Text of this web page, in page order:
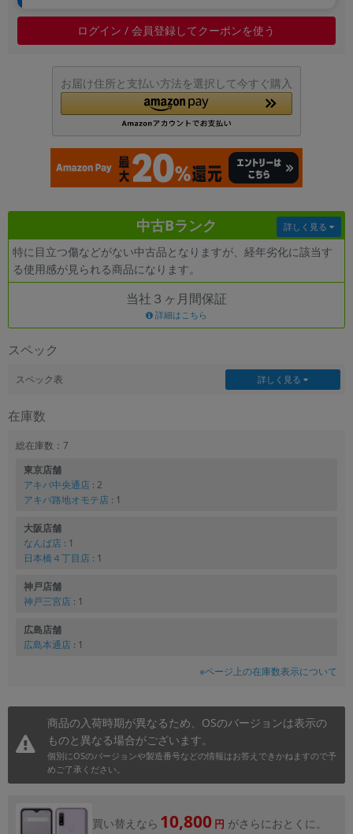
ログイン / 会員登録してクーポンを使う
お届け住所と支払い方法を選択して今すぐ購入
中古Bランク
特に目立つ傷などがない中古品となりますが、経年劣化に該当す
る使用感が見られる商品になります。
詳しく見る
当社３ヶ月間保証
詳細はこちら
スペック
スペック表 詳しく見る
在庫数
総在庫数：7
東京店舗
アキバ中央通店 : 2
アキバ路地オモテ店 : 1
大阪店舗
なんば店 : 1
日本橋４丁目店 : 1
神戸店舗
神戸三宮店 : 1
広島店舗
広島本通店 : 1
※ページ上の在庫数表示について
商品の入荷時期が異なるため、OSのバージョンは表示の
ものと異なる場合がございます。
個別にOSのバージョンや製造番号などの情報はお答えできかねますので予
めご了承ください。
買い替えなら 10,800 円 がさらにおとくに。
~
円 ～ 円
年 月 から
各項目のチェックボックスは「or検索」となります。
ただし機能別のみ「and検索」となります。